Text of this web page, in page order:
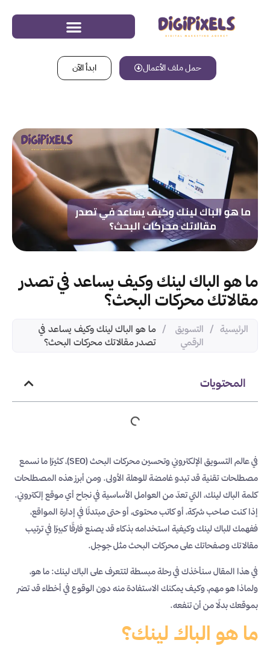
حمل ملف الأعمال ابدأ الآن
ما هو الباك لينك وكيف يساعد في تصدر
مقالاتك محركات البحث؟
الرئيسية /
التسويق
الرقمي
/ ما هو الباك لينك وكيف يساعد في
تصدر مقالاتك محركات البحث؟
المحتويات
في عالم التسويق الإلكتروني وتحسين محركات البحث (SEO)، كثيرًا ما نسمع
مصطلحات تقنية قد تبدو غامضة للوهلة الأولى. ومن أبرز هذه المصطلحات
كلمة الباك لينك، التي تعدّ من العوامل الأساسية في نجاح أي موقع إلكتروني.
إذا كنت صاحب شركة، أو كاتب محتوى، أو حتى مبتدئًا في إدارة المواقع،
ففهمك للباك لينك وكيفية استخدامه بذكاء قد يصنع فارقًا كبيرًا في ترتيب
مقالاتك وصفحاتك على محركات البحث مثل جوجل.
في هذا المقال سنأخذك في رحلة مبسطة لتتعرف على الباك لينك: ما هو،
ولماذا هو مهم، وكيف يمكنك الاستفادة منه دون الوقوع في أخطاء قد تضر
بموقعك بدلًا من أن تنفعه.
ما هو الباك لينك؟